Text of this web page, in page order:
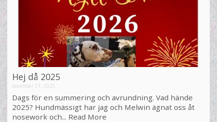
Hej då 2025
december 31, 2025
Dags för en summering och avrundning. Vad hände
2025? Hundmässigt har jag och Melwin ägnat oss åt
nosework och... Read More